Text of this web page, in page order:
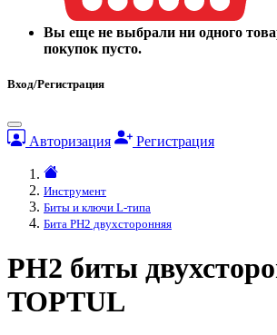
Вы еще не выбрали ни одного
покупок пусто.
Вход/Регистрация
Авторизация Регистрация
Инструмент
Биты и ключи L-типа
Бита PH2 двухсторонняя
PH2 биты
TOPTUL